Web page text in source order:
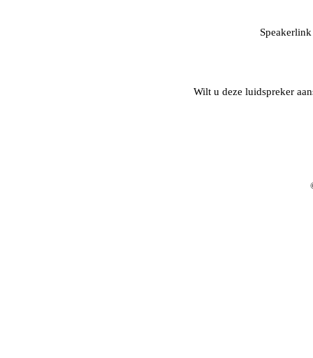
Wilt u deze luidspreker